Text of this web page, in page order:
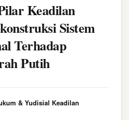
Keadilan
Sistem
Terhadap
Putih
& Yudisial Keadilan